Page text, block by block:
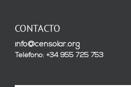
CONTACTO
info@censolar.org
Teléfono: +34 955 725 753